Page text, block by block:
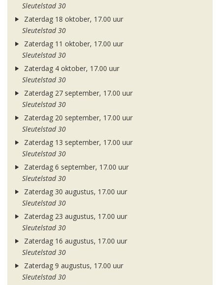
Sleutelstad 30
Zaterdag 18 oktober, 17.00 uur
Sleutelstad 30
Zaterdag 11 oktober, 17.00 uur
Sleutelstad 30
Zaterdag 4 oktober, 17.00 uur
Sleutelstad 30
Zaterdag 27 september, 17.00 uur
Sleutelstad 30
Zaterdag 20 september, 17.00 uur
Sleutelstad 30
Zaterdag 13 september, 17.00 uur
Sleutelstad 30
Zaterdag 6 september, 17.00 uur
Sleutelstad 30
Zaterdag 30 augustus, 17.00 uur
Sleutelstad 30
Zaterdag 23 augustus, 17.00 uur
Sleutelstad 30
Zaterdag 16 augustus, 17.00 uur
Sleutelstad 30
Zaterdag 9 augustus, 17.00 uur
Sleutelstad 30